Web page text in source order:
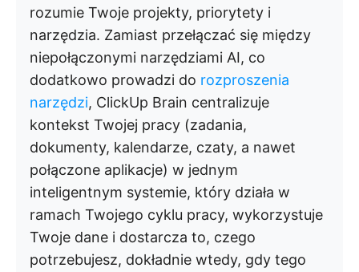
rozumie Twoje projekty, priorytety i
narzędzia. Zamiast przełączać się między
niepołączonymi narzędziami AI, co
dodatkowo prowadzi do rozproszenia
narzędzi, ClickUp Brain centralizuje
kontekst Twojej pracy (zadania,
dokumenty, kalendarze, czaty, a nawet
połączone aplikacje) w jednym
inteligentnym systemie, który działa w
ramach Twojego cyklu pracy, wykorzystuje
Twoje dane i dostarcza to, czego
potrzebujesz, dokładnie wtedy, gdy tego